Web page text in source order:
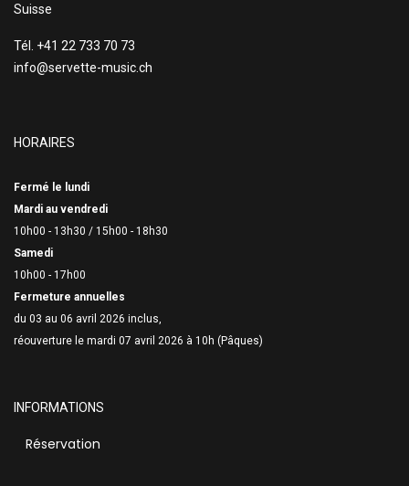
Suisse
Tél. +41 22 733 70 73
info@servette-music.ch
HORAIRES
Fermé le lundi
Mardi au vendredi
10h00 - 13h30 / 15h00 - 18h30
Samedi
10h00 - 17h00
Fermeture annuelles
du 03 au 06 avril 2026 inclus,
réouverture le mardi 07 avril 2026 à 10h (Pâques)
INFORMATIONS
Réservation